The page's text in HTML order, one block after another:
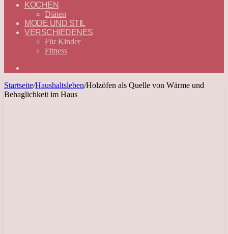
KOCHEN
Diäten
MODE UND STIL
VERSCHIEDENES
Für Kinder
Fitness
Startseite/Haushaltsleben/Holzöfen als Quelle von Wärme und
Behaglichkeit im Haus